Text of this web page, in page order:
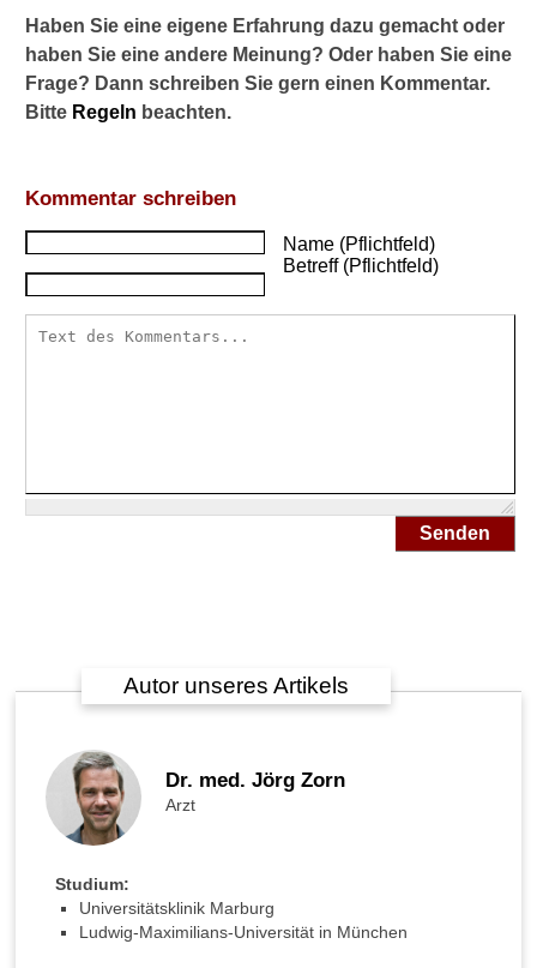
Haben Sie eine eigene Erfahrung dazu gemacht oder
haben Sie eine andere Meinung? Oder haben Sie eine
Frage? Dann schreiben Sie gern einen Kommentar.
Bitte Regeln beachten.
Kommentar schreiben
Name (Pflichtfeld)
Betreff (Pflichtfeld)
Senden
Autor unseres Artikels
Dr. med. Jörg Zorn
Arzt
Studium:
Universitätsklinik Marburg
Ludwig-Maximilians-Universität in München
t
ä
u
i
a
i
t
z
u
c
e
r
u